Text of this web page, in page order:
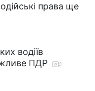
права ще
водіїв
ПДР